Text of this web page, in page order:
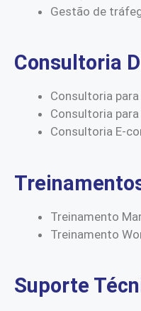
Gestão de
Consultoria
Consultoria
Consultoria
Consultoria E-
Treinamento
Treinamento
Suporte